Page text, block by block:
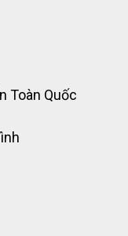
Toàn Quốc